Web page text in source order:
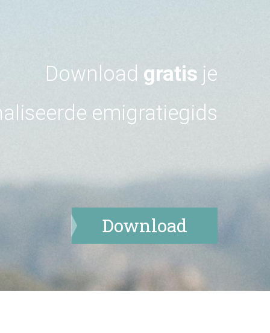
Download gratis je
emigratiegids
Download